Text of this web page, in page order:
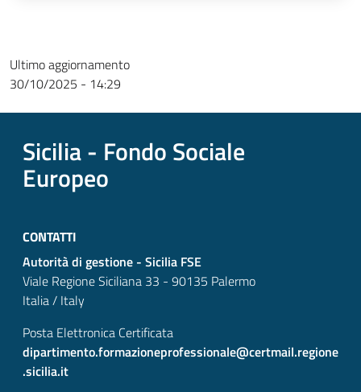
Ultimo aggiornamento
30/10/2025 - 14:29
Sicilia - Fondo Sociale
Europeo
CONTATTI
Autorità di gestione - Sicilia FSE
Viale Regione Siciliana 33 - 90135 Palermo
Italia / Italy
Posta Elettronica Certificata
dipartimento.formazioneprofessionale@certmail.regione
.sicilia.it